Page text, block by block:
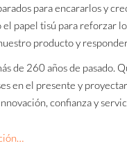
para encararlos y
papel tisú para reforzar
producto y
de 260 años de pasado.
en el presente y
confianza y